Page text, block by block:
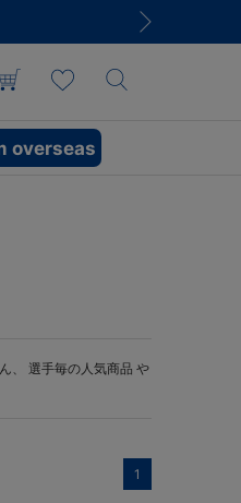
overseas
、 選手毎の人気商品 や
1